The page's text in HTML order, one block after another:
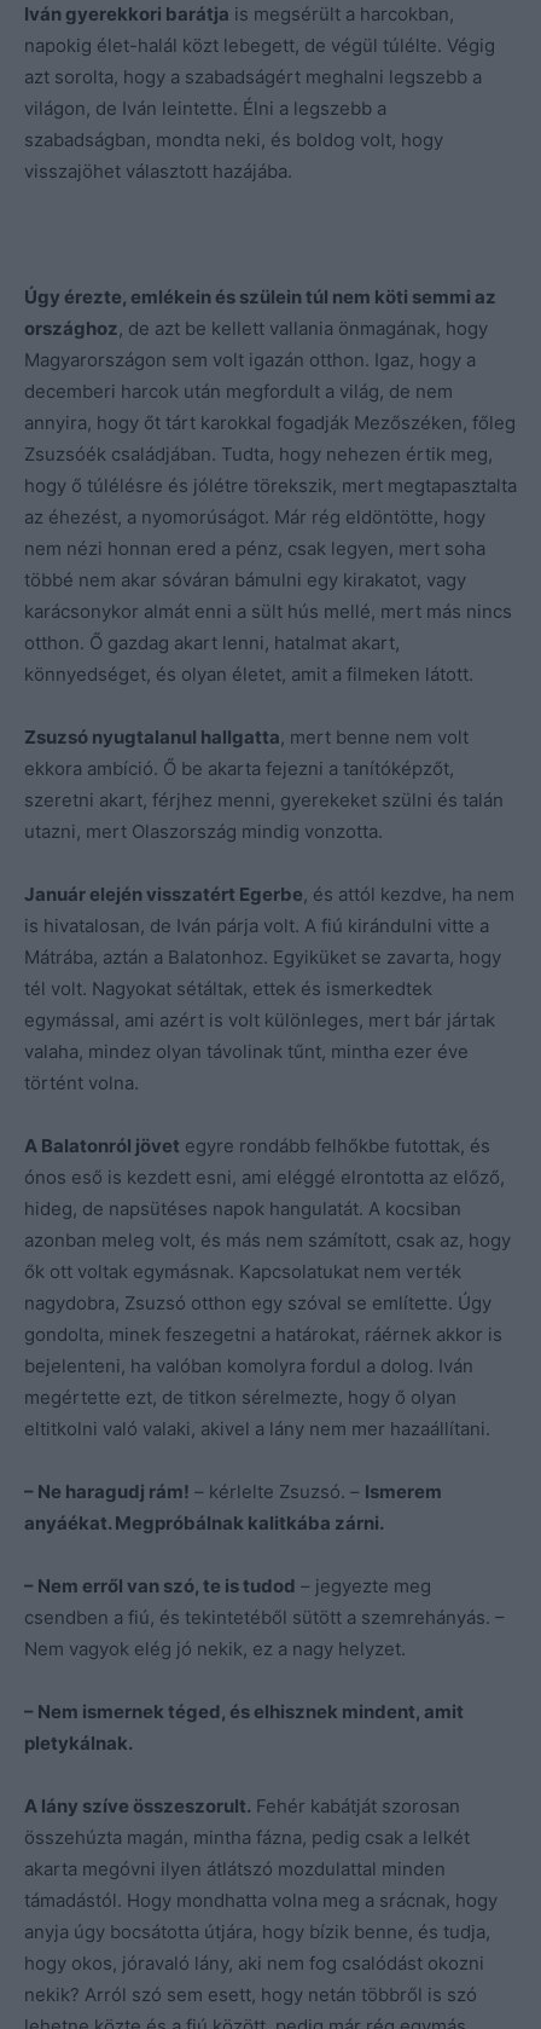
Iván gyerekkori barátja is megsérült a harcokban,
napokig élet-halál közt lebegett, de végül túlélte. Végig
azt sorolta, hogy a szabadságért meghalni legszebb a
világon, de Iván leintette. Élni a legszebb a
szabadságban, mondta neki, és boldog volt, hogy
visszajöhet választott hazájába.
Úgy érezte, emlékein és szülein túl nem köti semmi az
országhoz, de azt be kellett vallania önmagának, hogy
Magyarországon sem volt igazán otthon. Igaz, hogy a
decemberi harcok után megfordult a világ, de nem
annyira, hogy őt tárt karokkal fogadják Mezőszéken, főleg
Zsuzsóék családjában. Tudta, hogy nehezen értik meg,
hogy ő túlélésre és jólétre törekszik, mert megtapasztalta
az éhezést, a nyomorúságot. Már rég eldöntötte, hogy
nem nézi honnan ered a pénz, csak legyen, mert soha
többé nem akar sóváran bámulni egy kirakatot, vagy
karácsonykor almát enni a sült hús mellé, mert más nincs
otthon. Ő gazdag akart lenni, hatalmat akart,
könnyedséget, és olyan életet, amit a filmeken látott.
Zsuzsó nyugtalanul hallgatta, mert benne nem volt
ekkora ambíció. Ő be akarta fejezni a tanítóképzőt,
szeretni akart, férjhez menni, gyerekeket szülni és talán
utazni, mert Olaszország mindig vonzotta.
Január elején visszatért Egerbe, és attól kezdve, ha nem
is hivatalosan, de Iván párja volt. A fiú kirándulni vitte a
Mátrába, aztán a Balatonhoz. Egyiküket se zavarta, hogy
tél volt. Nagyokat sétáltak, ettek és ismerkedtek
egymással, ami azért is volt különleges, mert bár jártak
valaha, mindez olyan távolinak tűnt, mintha ezer éve
történt volna.
A Balatonról jövet egyre rondább felhőkbe futottak, és
ónos eső is kezdett esni, ami eléggé elrontotta az előző,
hideg, de napsütéses napok hangulatát. A kocsiban
azonban meleg volt, és más nem számított, csak az, hogy
ők ott voltak egymásnak. Kapcsolatukat nem verték
nagydobra, Zsuzsó otthon egy szóval se említette. Úgy
gondolta, minek feszegetni a határokat, ráérnek akkor is
bejelenteni, ha valóban komolyra fordul a dolog. Iván
megértette ezt, de titkon sérelmezte, hogy ő olyan
eltitkolni való valaki, akivel a lány nem mer hazaállítani.
– Ne haragudj rám! – kérlelte Zsuzsó. – Ismerem
anyáékat. Megpróbálnak kalitkába zárni.
– Nem erről van szó, te is tudod – jegyezte meg
csendben a fiú, és tekintetéből sütött a szemrehányás. –
Nem vagyok elég jó nekik, ez a nagy helyzet.
– Nem ismernek téged, és elhisznek mindent, amit
pletykálnak.
A lány szíve összeszorult. Fehér kabátját szorosan
összehúzta magán, mintha fázna, pedig csak a lelkét
akarta megóvni ilyen átlátszó mozdulattal minden
támadástól. Hogy mondhatta volna meg a srácnak, hogy
anyja úgy bocsátotta útjára, hogy bízik benne, és tudja,
hogy okos, jóravaló lány, aki nem fog csalódást okozni
nekik? Arról szó sem esett, hogy netán többről is szó